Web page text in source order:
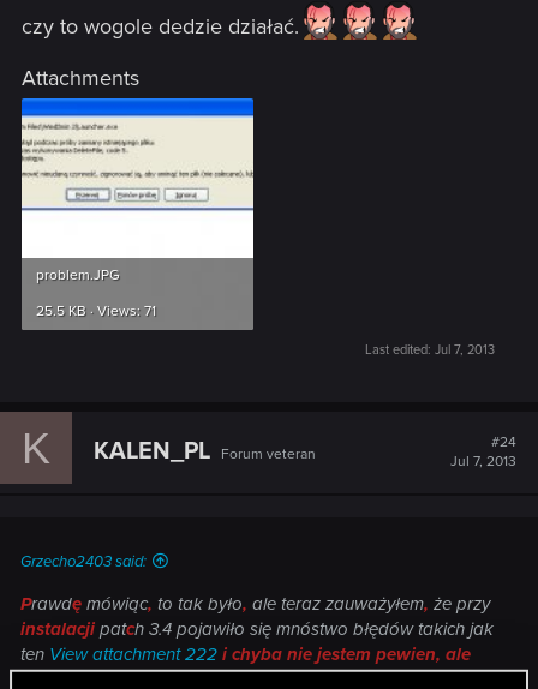
czy to wogole dedzie działać.
Attachments
problem.JPG
25.5 KB · Views: 71
Last edited: Jul 7, 2013
K KALEN_PL Forum veteran
#24
Jul 7, 2013
Grzecho2403 said:
Prawdę mówiąc, to tak było, ale teraz zauważyłem, że przy
instalacji patch 3.4 pojawiło się mnóstwo błędów takich jak
ten View attachment 222 i chyba nie jestem pewien, ale
wcześniej też były. No nic,teraz instalujęredkita i